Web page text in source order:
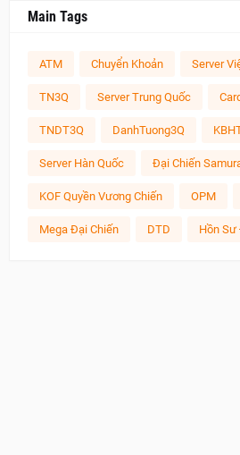
Main Tags
ATM Chuyển Khoản Server
TN3Q Server Trung Quốc
TNDT3Q DanhTuong3Q
Server Hàn Quốc Đại Chiến
KOF Quyền Vương Chiến OPM
Mega Đại Chiến DTD Hồn Sư